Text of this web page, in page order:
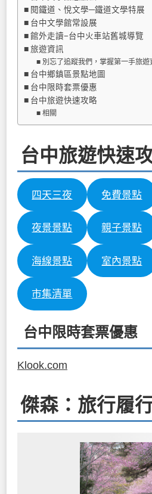
閱鐵道、悅文學─鐵道文學特展
台中文學館常設展
館外走讀−台中火車站舊城導覽
旅遊資訊
別忘了追蹤我們，掌握第一手旅遊
台中鄉鎮區景點地圖
台中限時套票優惠
台中旅遊快速攻略
相關
台中旅遊快速
四天三夜 免費景點
夜景景點 親子景點
海線景點 室內景點
市集清單
台中限時套票優惠
Klook.com
傑森：旅行履